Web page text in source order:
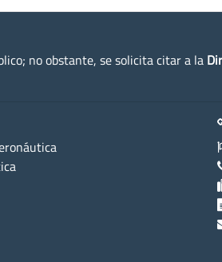
no obstante, se solicita citar a la